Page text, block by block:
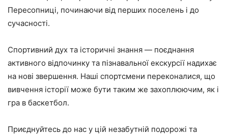
Пересопниці, починаючи від перших поселень і до
сучасності.
Спортивний дух та історичні знання — поєднання
активного відпочинку та пізнавальної екскурсії надихає
на нові звершення. Наші спортсмени переконалися, що
вивчення історії може бути таким же захоплюючим, як і
гра в баскетбол.
Приєднуйтесь до нас у цій незабутній подорожі та